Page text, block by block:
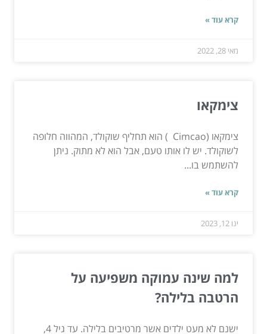
קרא עוד »
מאי 28, 2022
צימקאו
צימקאו (Cimcao ) הוא תחליף שוקולד, המהווה חלופה
לשוקולד. יש לו אותו טעם, אבל הוא לא מתוק. ניתן
להשתמש בו...
קרא עוד »
ינו 12, 2023
למה שינה עמוקה משפיעה על
הרטבה בלילה?
ישנם לא מעט ילדים אשר מרטיבים בלילה. עד גיל 4,